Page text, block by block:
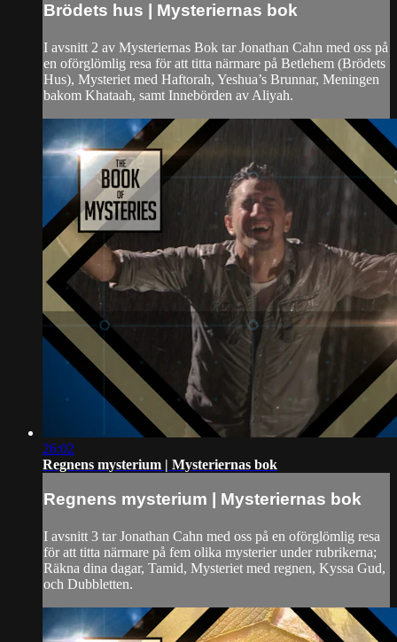
Brödets hus | Mysteriernas bok
I avsnitt 2 av Mysteriernas Bok tar Jonathan Cahn med oss på
en oförglömlig resa för att titta närmare på Betlehem (Brödets
Hus), Mysteriet med Haftorah, Yeshua’s Brunnar, Meningen
bakom Khataah, samt Innebörden av Aliyah.
26:02
Regnens mysterium | Mysteriernas bok
Regnens mysterium | Mysteriernas bok
I avsnitt 3 tar Jonathan Cahn med oss på en oförglömlig resa
för att titta närmare på fem olika mysterier under rubrikerna;
Räkna dina dagar, Tamid, Mysteriet med regnen, Kyssa Gud,
och Dubbletten.